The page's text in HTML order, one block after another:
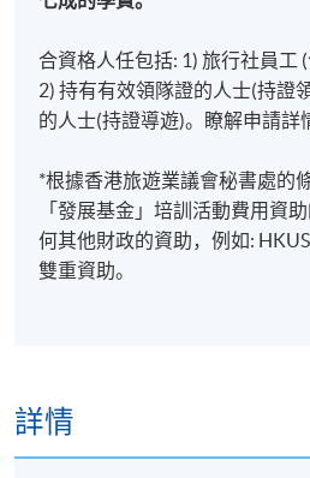
合資格人任包括: 1) 旅行社員工
2) 持有有效領隊證的人士(持證
的人士(持證導遊)。瞭解申請詳
*根據香港旅遊業議會秘書處的
「發展基金」培訓活動費用資
何其他財政的資助，例如:
雙重資助。
詳情